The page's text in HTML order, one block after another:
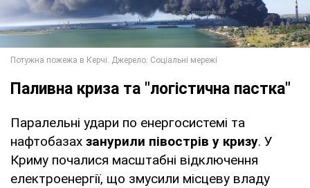
Паливна криза та "логістична пастка"
Паралельні удари по енергосистемі та
нафтобазах занурили півострів у кризу. У
Криму почалися масштабні відключення
електроенергії, що змусили місцеву владу